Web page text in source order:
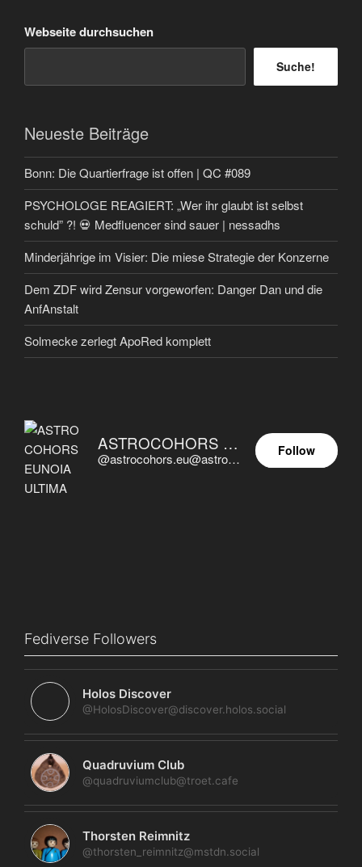
Webseite durchsuchen
Suche!
Neueste Beiträge
Bonn: Die Quartierfrage ist offen | QC #089
PSYCHOLOGE REAGIERT: „Wer ihr glaubt ist selbst
schuld” ?! 💀 Medfluencer sind sauer | nessadhs
Minderjährige im Visier: Die miese Strategie der Konzerne
Dem ZDF wird Zensur vorgeworfen: Danger Dan und die
AnfAnstalt
Solmecke zerlegt ApoRed komplett
ASTROCOHORS EUNOIA ULTIMA
@astrocohors.eu@astrocohors.eu
Follow
Fediverse Followers
Holos Discover
@HolosDiscover@discover.holos.social
Quadruvium Club
@quadruviumclub@troet.cafe
Thorsten Reimnitz
@thorsten_reimnitz@mstdn.social